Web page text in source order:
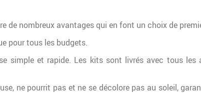
de nombreux avantages qui en font un choix de
pour tous les budgets.
simple et rapide. Les kits sont livrés avec tous les
ne pourrit pas et ne se décolore pas au soleil,